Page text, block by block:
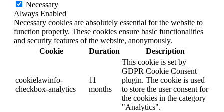
Necessary
Always Enabled
Necessary cookies are absolutely essential for the website to
function properly. These cookies ensure basic functionalities
and security features of the website, anonymously.
Cookie
Duration Description
cookielawinfo-
checkbox-analytics
11
months
This cookie is set by
GDPR Cookie Consent
plugin. The cookie is used
to store the user consent for
the cookies in the category
"Analytics".